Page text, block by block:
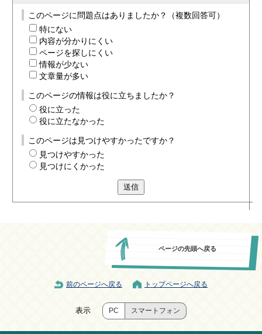
このページに問題点はありましたか？（複数回答可）
特にない
内容が分かりにくい
ページを探しにくい
情報が少ない
文章量が多い
このページの情報は役に立ちましたか？
役に立った
役に立たなかった
このページは見つけやすかったですか？
見つけやすかった
見つけにくかった
送信
ページの先頭へ戻る
前のページへ戻る トップページへ戻る
表示 PC スマートフォン